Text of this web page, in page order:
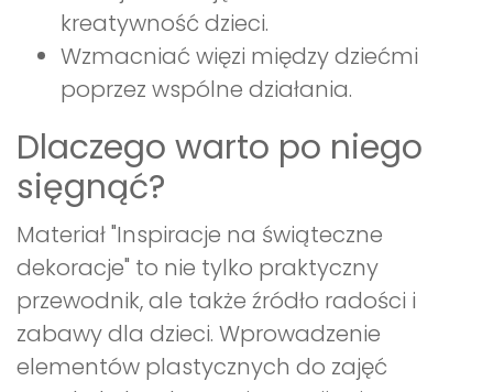
kreatywność dzieci.
Wzmacniać więzi między dziećmi
poprzez wspólne działania.
Dlaczego warto po niego
sięgnąć?
Materiał "Inspiracje na świąteczne
dekoracje" to nie tylko praktyczny
przewodnik, ale także źródło radości i
zabawy dla dzieci. Wprowadzenie
elementów plastycznych do zajęć